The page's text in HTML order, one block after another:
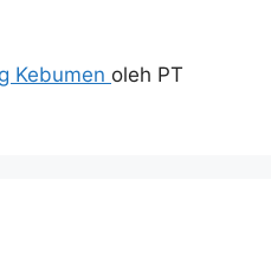
Kebumen oleh PT